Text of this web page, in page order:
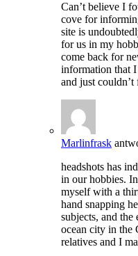
Can’t believe I
cove for
site is
for us in my
come back for
information that
and just
Marlinfrask
headshots has
in our hobbies.
myself with a
hand snapping
subjects, and
ocean city in the
relatives and I